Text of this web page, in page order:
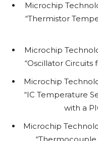
Microchip
“Thermistor
Microchip
“Oscillator Circuits
Microchip
“IC Temperature
with a
Microchip